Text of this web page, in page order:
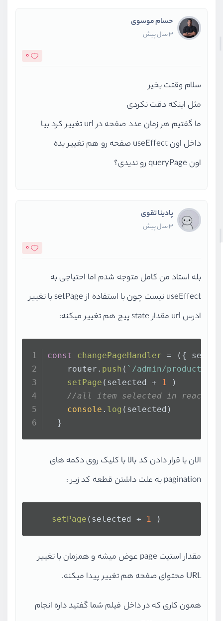
حسام موسوی
3 سال پیش
0
سلام وقتت بخیر
مثل اینکه دقت نکردی
ما گفتیم هر زمان عدد صفحه در url تغییر کرد بیا
داخل اون useEffect صفحه رو هم تغییر بده
اون queryPage رو ندیدی‌؟
پادینا تقوی
3 سال پیش
0
بله استاد من کامل متوجه شدم اما احتیاجی به
useEffect نیست چون با استفاده از setPage با تغییر
ادرس url مقدار state پیج هم تغییر میکنه:
const changePageHandler = ( {
    router.
push ( `/admin/
setPage (selected + 1 )
//all item selected in react-
console . log (selected)
  }
الان با قرار دادن کد بالا با کلیک روی دکمه های
pagination به علت داشتن قطعه کد زیر :
setPage (selected + 1
مقدار استیت page عوض میشه و همزمان با تغییر
URL محتوای صفحه هم تغییر پیدا میکنه.
همون کاری که در داخل فیلم شما گفتید داره انجام